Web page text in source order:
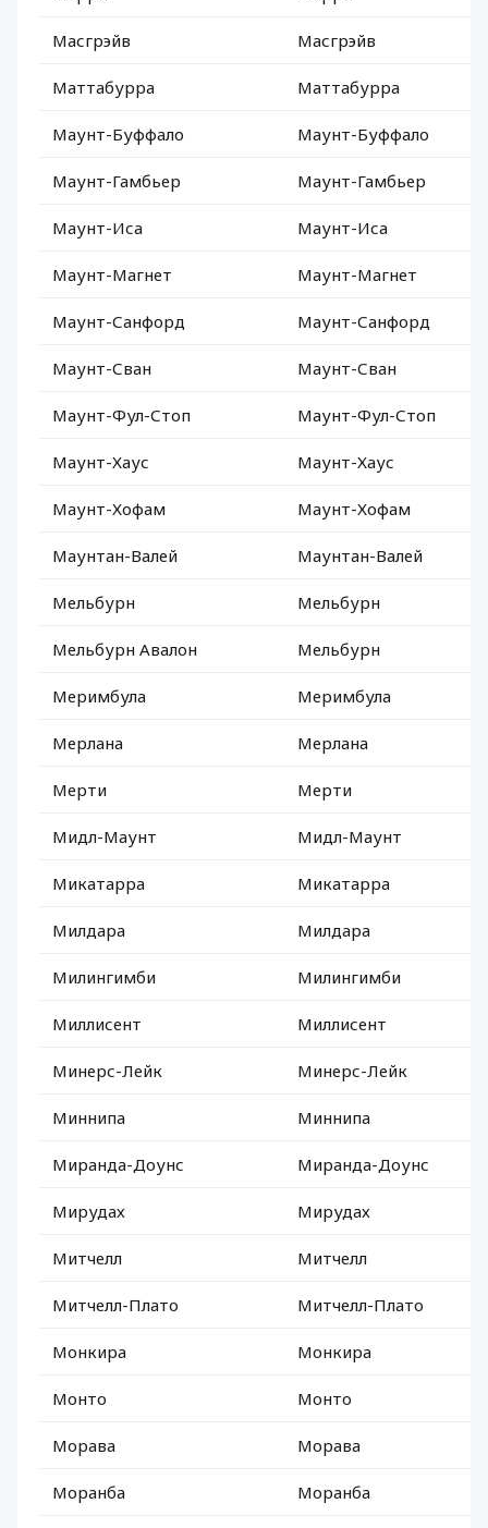
Масгрэйв Масгрэйв
Маттабурра Маттабурра
Маунт-Буффало Маунт-Буффало
Маунт-Гамбьер Маунт-Гамбьер
Маунт-Иса Маунт-Иса
Маунт-Магнет Маунт-Магнет
Маунт-Санфорд Маунт-Санфорд
Маунт-Сван Маунт-Сван
Маунт-Фул-Стоп Маунт-Фул-Стоп
Маунт-Хаус Маунт-Хаус
Маунт-Хофам Маунт-Хофам
Маунтан-Валей Маунтан-Валей
Мельбурн Мельбурн
Мельбурн Авалон Мельбурн
Меримбула Меримбула
Мерлана Мерлана
Мерти Мерти
Мидл-Маунт Мидл-Маунт
Микатарра Микатарра
Милдара Милдара
Милингимби Милингимби
Миллисент Миллисент
Минерс-Лейк Минерс-Лейк
Миннипа Миннипа
Миранда-Доунс Миранда-Доунс
Мирудах Мирудах
Митчелл Митчелл
Митчелл-Плато Митчелл-Плато
Монкира Монкира
Монто Монто
Морава Морава
Моранба Моранба